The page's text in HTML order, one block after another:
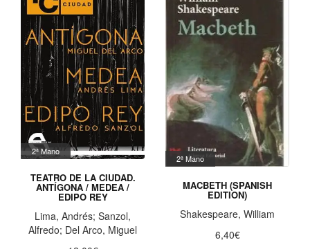
2ª Mano
TEATRO DE LA CIUDAD.
ANTÍGONA / MEDEA /
EDIPO REY
Lima, Andrés; Sanzol,
Alfredo; Del Arco, Miguel
2ª Mano
MACBETH (SPANISH
EDITION)
Shakespeare, William
6,40€